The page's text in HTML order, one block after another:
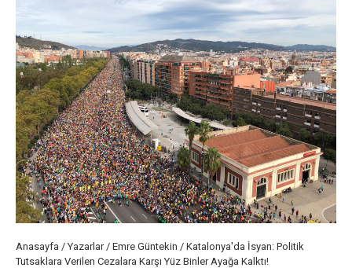
Anasayfa /Yazarlar/ Emre Güntekin / Katalonya'da İsyan: Politik
Tutsaklara Verilen Cezalara Karşı Yüz Binler Ayağa Kalktı!